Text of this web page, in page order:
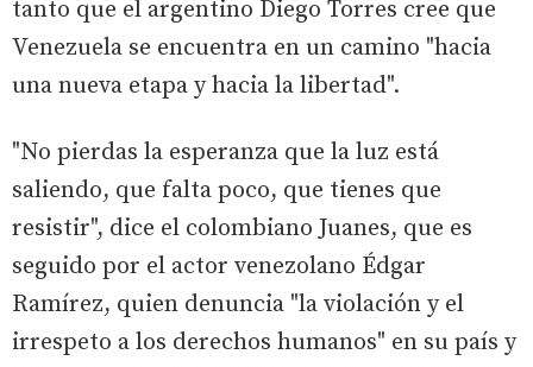
tanto que el argentino Diego Torres cree que
Venezuela se encuentra en un camino "hacia
una nueva etapa y hacia la libertad".
"No pierdas la esperanza que la luz está
saliendo, que falta poco, que tienes que
resistir", dice el colombiano Juanes, que es
seguido por el actor venezolano Édgar
Ramírez, quien denuncia "la violación y el
irrespeto a los derechos humanos" en su país y